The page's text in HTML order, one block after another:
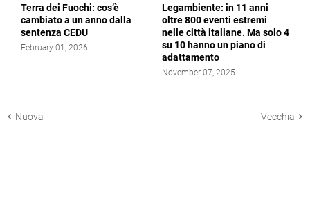
Terra dei Fuochi: cos’è
cambiato a un anno dalla
sentenza CEDU
February 01, 2026
Legambiente: in 11 anni
oltre 800 eventi estremi
nelle città italiane. Ma solo 4
su 10 hanno un piano di
adattamento
November 07, 2025
Nuova Vecchia